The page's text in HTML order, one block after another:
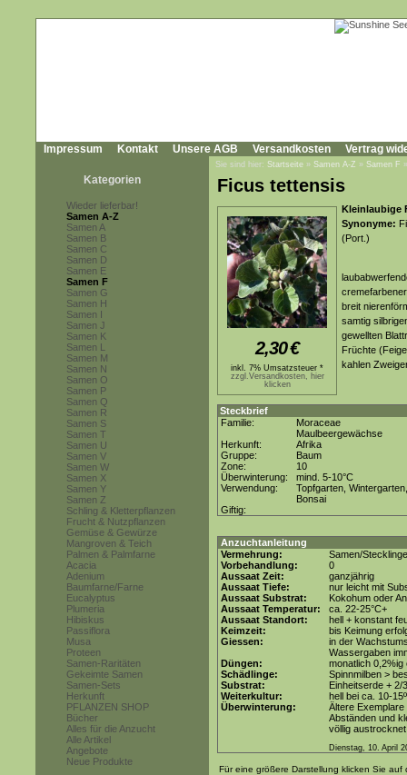
Impressum Kontakt Unsere AGB Versandkosten Vertrag
Kategorien
Wieder lieferbar!
Samen A-Z
Samen A
Samen B
Samen C
Samen D
Samen E
Samen F
Samen G
Samen H
Samen I
Samen J
Samen K
Samen L
Samen M
Samen N
Samen O
Samen P
Samen Q
Samen R
Samen S
Samen T
Samen U
Samen V
Samen W
Samen X
Samen Y
Samen Z
Schling & Kletterpflanzen
Frucht & Nutzpflanzen
Gemüse & Gewürze
Mangroven & Teich
Palmen & Palmfarne
Acacia
Adenium
Baumfarne/Farne
Eucalyptus
Plumeria
Hibiskus
Passiflora
Musa
Proteen
Samen-Raritäten
Gekeimte Samen
Samen-Sets
Herkunft
PFLANZEN SHOP
Bücher
Alles für die Anzucht
Alle Artikel
Angebote
Neue Produkte
Sie sind hier: Startseite » Samen A-Z » Samen F
Ficus tettensis
2,30€
inkl. 7% Umsatzsteuer *
zzgl.Versandkosten, hier
klicken
Kleinlaubige
Synonyme:
(Port.)
breit
samtig
gewellten
Früchte
kahlen
Steckbrief
Familie:
Moraceae
Maulbeergewächse
Herkunft:
Afrika
Gruppe:
Baum
Zone:
10
Überwinterung:
mind. 5-10°C
Verwendung:
Topfgarten, Wintergarten,
Bonsai
Giftig:
Anzuchtanleitung
Vermehrung:
Samen/Stecklinge
Vorbehandlung:
0
Aussaat Zeit:
ganzjährig
Aussaat Tiefe:
nur leicht mit
Aussaat Substrat:
Kokohum oder
Aussaat Temperatur:
ca. 22-25°C+
Aussaat Standort:
hell + konstant
Keimzeit:
bis Keimung
Giessen:
in der
Wassergaben
Düngen:
monatlich
Schädlinge:
Spinnmilben >
Substrat:
Einheitserde + 2/
Weiterkultur:
hell bei ca. 10-
Überwinterung:
Ältere
Abständen und
völlig
Dienstag, 10. April
Für eine größere Darstellung klicken Sie auf